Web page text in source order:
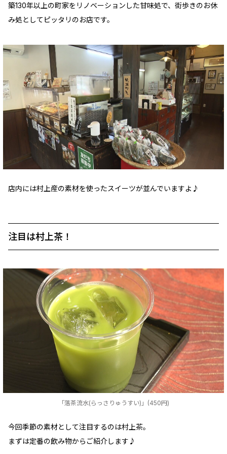
築130年以上の町家をリノベーションした甘味処で、街歩きのお休
み処としてピッタリのお店です。
店内には村上産の素材を使ったスイーツが並んでいますよ♪
注目は村上茶！
「落茶流水(らっさりゅうすい)」(450円)
今回季節の素材として注目するのは村上茶。
まずは定番の飲み物からご紹介します♪